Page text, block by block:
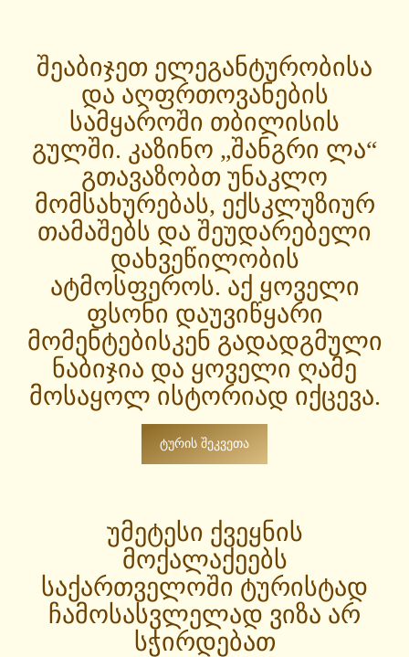
შეაბიჯეთ ელეგანტურობისა
და აღფრთოვანების
სამყაროში თბილისის
გულში. კაზინო „შანგრი ლა“
გთავაზობთ უნაკლო
მომსახურებას, ექსკლუზიურ
თამაშებს და შეუდარებელი
დახვეწილობის
ატმოსფეროს. აქ ყოველი
ფსონი დაუვიწყარი
მომენტებისკენ გადადგმული
ნაბიჯია და ყოველი ღამე
მოსაყოლ ისტორიად იქცევა.
ᲢᲣᲠᲘᲡ ᲨᲔᲙᲕᲔᲗᲐ
უმეტესი ქვეყნის
მოქალაქეებს
საქართველოში ტურისტად
ჩამოსასვლელად ვიზა არ
სჭირდებათ